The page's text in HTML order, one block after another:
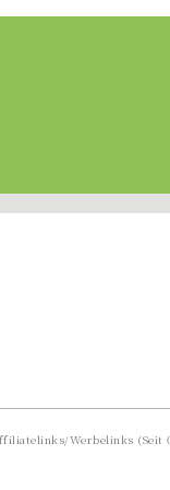
Werbelinks (Seit